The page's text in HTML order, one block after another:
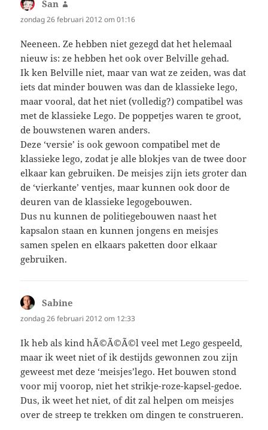
San
zondag 26 februari 2012 om 01:16
Neeneen. Ze hebben niet gezegd dat het helemaal
nieuw is: ze hebben het ook over Belville gehad.
Ik ken Belville niet, maar van wat ze zeiden, was dat
iets dat minder bouwen was dan de klassieke lego,
maar vooral, dat het niet (volledig?) compatibel was
met de klassieke Lego. De poppetjes waren te groot,
de bouwstenen waren anders.
Deze ‘versie’ is ook gewoon compatibel met de
klassieke lego, zodat je alle blokjes van de twee door
elkaar kan gebruiken. De meisjes zijn iets groter dan
de ‘vierkante’ ventjes, maar kunnen ook door de
deuren van de klassieke legogebouwen.
Dus nu kunnen de politiegebouwen naast het
kapsalon staan en kunnen jongens en meisjes
samen spelen en elkaars paketten door elkaar
gebruiken.
Sabine
zondag 26 februari 2012 om 12:33
Ik heb als kind hÃ©Ã©Ã©l veel met Lego gespeeld,
maar ik weet niet of ik destijds gewonnen zou zijn
geweest met deze ‘meisjes’lego. Het bouwen stond
voor mij voorop, niet het strikje-roze-kapsel-gedoe.
Dus, ik weet het niet, of dit zal helpen om meisjes
over de streep te trekken om dingen te construeren.